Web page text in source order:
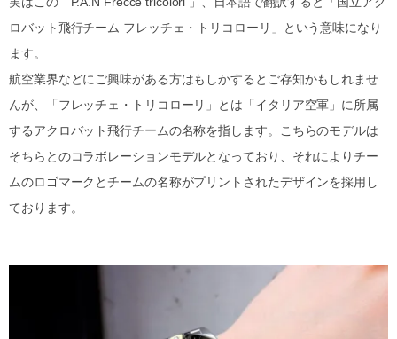
ロバット飛行チーム フレッチェ・トリコローリ」という意味になり
ます。
航空業界などにご興味がある方はもしかするとご存知かもしれませ
んが、「フレッチェ・トリコローリ」とは「イタリア空軍」に所属
するアクロバット飛行チームの名称を指します。こちらのモデルは
そちらとのコラボレーションモデルとなっており、それによりチー
ムのロゴマークとチームの名称がプリントされたデザインを採用し
ております。